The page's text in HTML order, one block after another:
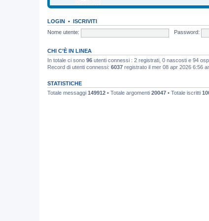
LOGIN • ISCRIVITI
Nome utente:
Password:
CHI C’È IN LINEA
In totale ci sono 96 utenti connessi : 2 registrati, 0 nascosti e 94
Record di utenti connessi: 6037 registrato il mer 08 apr 2026 6:56
STATISTICHE
Totale messaggi 149912 • Totale argomenti 20047 • Totale iscritti